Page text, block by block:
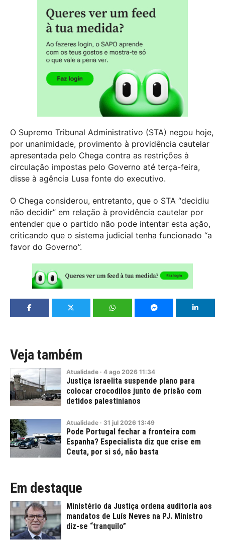
O Supremo Tribunal Administrativo (STA) negou hoje,
por unanimidade, provimento à providência cautelar
apresentada pelo Chega contra as restrições à
circulação impostas pelo Governo até terça-feira,
disse à agência Lusa fonte do executivo.
O Chega considerou, entretanto, que o STA “decidiu
não decidir” em relação à providência cautelar por
entender que o partido não pode intentar esta ação,
criticando que o sistema judicial tenha funcionado “a
favor do Governo”.
Veja também
Atualidade · 4 ago 2026 11:34
Justiça israelita suspende plano para
colocar crocodilos junto de prisão com
detidos palestinianos
Atualidade · 31 jul 2026 13:49
Pode Portugal fechar a fronteira com
Espanha? Especialista diz que crise em
Ceuta, por si só, não basta
Em destaque
Ministério da Justiça ordena auditoria aos
mandatos de Luís Neves na PJ. Ministro
diz-se “tranquilo”